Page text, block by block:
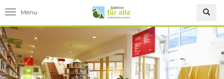
Toggle navigation